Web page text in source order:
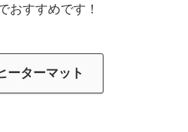
おすすめです！
ーターマット